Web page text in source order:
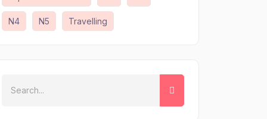
N4 N5 Travelling